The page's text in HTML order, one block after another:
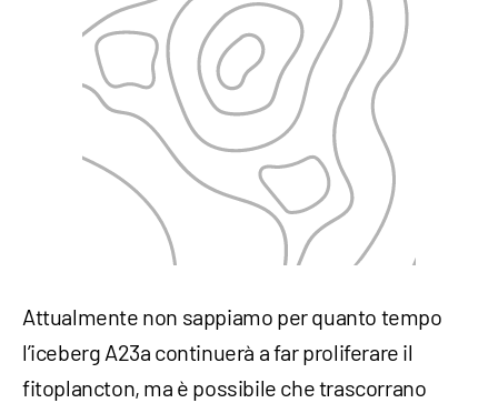
Attualmente non sappiamo per quanto tempo
l’iceberg A23a continuerà a far proliferare il
fitoplancton, ma è possibile che trascorrano